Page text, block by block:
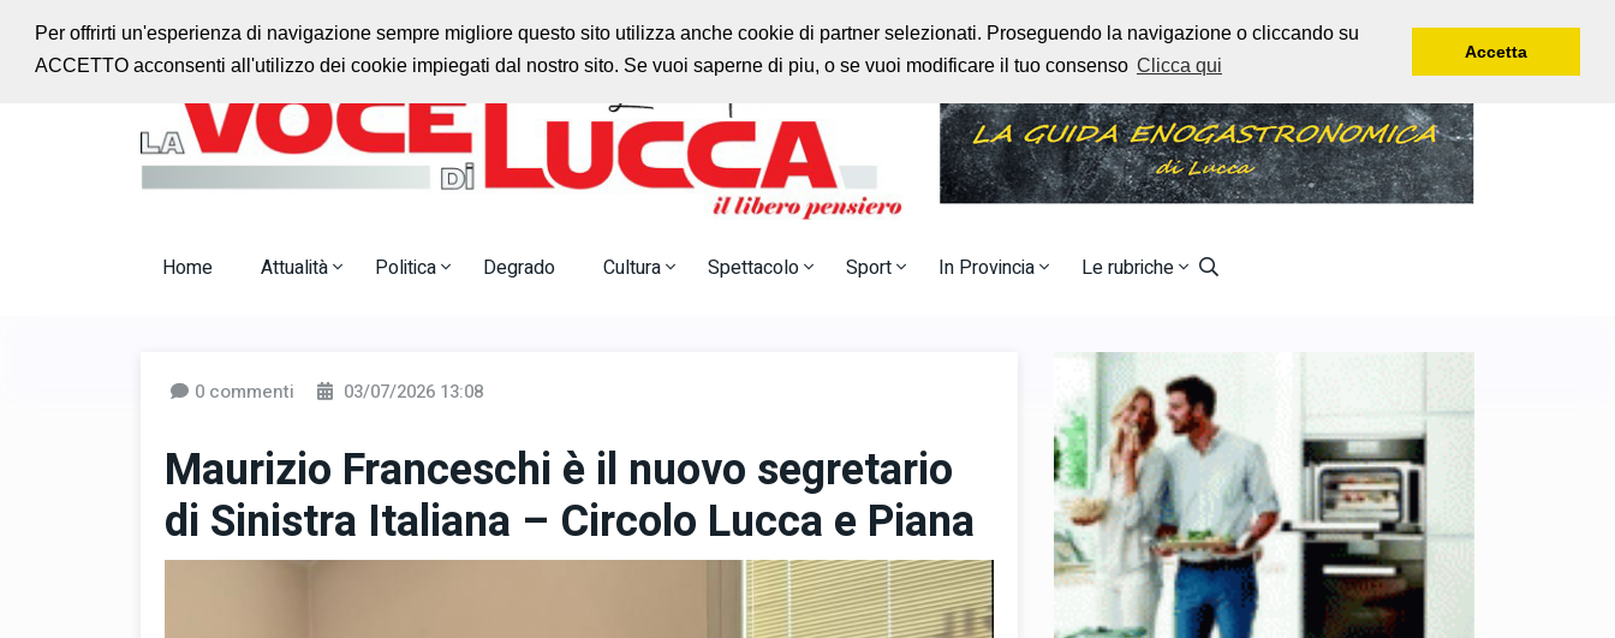
Per offrirti un'esperienza di navigazione sempre migliore questo sito utilizza anche cookie di partner selezionati. Proseguendo la navigazione o cliccando su
ACCETTO acconsenti all'utilizzo dei cookie impiegati dal nostro sito. Se vuoi saperne di piu, o se vuoi modificare il tuo consenso Clicca qui
Accetta
Ascolta la radio con noi Jazz Radio Montecarlo Radio Nostalgia Rtl 102,5
Venerdì, 7 Agosto, 2026
Home Attualità Politica Degrado Cultura Spettacolo Sport In Provincia Le rubriche
0 commenti 03/07/2026 13:08
Maurizio Franceschi è il nuovo segretario
di Sinistra Italiana – Circolo Lucca e Piana